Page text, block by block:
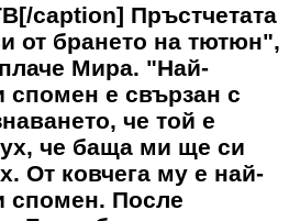
caption] Пръстчетата
от брането на тютюн",
Мира. "Най-
спомен е свързан с
че той е
че баща ми ще си
От ковчега му е най-
спомен. После